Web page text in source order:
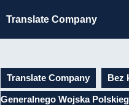
Translate Company
Translate Company Bez
Generalnego Wojska